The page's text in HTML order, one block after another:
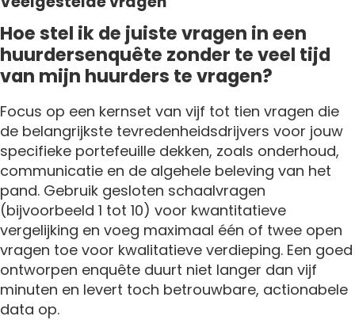
Hoe stel ik de juiste vragen in een
huurdersenquête zonder te veel tijd
van mijn huurders te vragen?
Focus op een kernset van vijf tot tien vragen die
de belangrijkste tevredenheidsdrijvers voor jouw
specifieke portefeuille dekken, zoals onderhoud,
communicatie en de algehele beleving van het
pand. Gebruik gesloten schaalvragen
(bijvoorbeeld 1 tot 10) voor kwantitatieve
vergelijking en voeg maximaal één of twee open
vragen toe voor kwalitatieve verdieping. Een goed
ontworpen enquête duurt niet langer dan vijf
minuten en levert toch betrouwbare, actionabele
data op.